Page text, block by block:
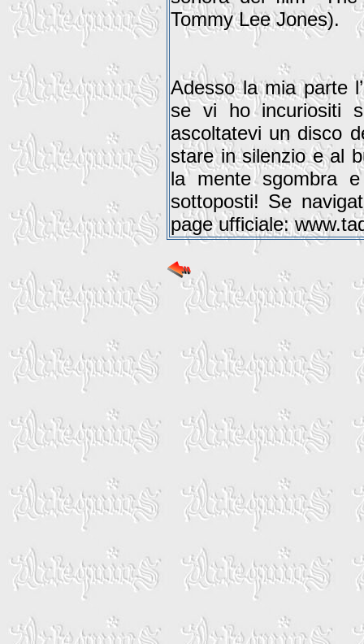
Tommy Lee Jones).
Adesso la mia parte
se vi ho incuriositi
ascoltatevi un disco
stare in silenzio e al
la mente sgombra
sottoposti! Se
page ufficiale: